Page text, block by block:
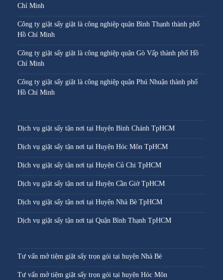
Chí Minh
Công ty giặt sấy giặt là công nghiệp quận Bình Thạnh thành phố
Hồ Chí Minh
Công ty giặt sấy giặt là công nghiệp quận Gò Vấp thành phố Hồ
Chí Minh
Công ty giặt sấy giặt là công nghiệp quận Phú Nhuận thành phố
Hồ Chí Minh
Dịch vụ giặt sấy tận nơi tại Huyện Bình Chánh TpHCM
Dịch vụ giặt sấy tận nơi tại Huyện Hóc Môn TpHCM
Dịch vụ giặt sấy tận nơi tại Huyện Củ Chi TpHCM
Dịch vụ giặt sấy tận nơi tại Huyện Cần Giờ TpHCM
Dịch vụ giặt sấy tận nơi tại Huyện Nhà Bè TpHCM
Dịch vụ giặt sấy tận nơi tại Quận Bình Thạnh TpHCM
Tư vấn mở tiệm giặt sấy trọn gói tại huyện Nhà Bè
Tư vấn mở tiệm giặt sấy trọn gói tại huyện Hóc Môn